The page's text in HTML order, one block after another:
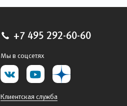
+7 495 292-60-60
Мы в соцсетях
Клиентская служба